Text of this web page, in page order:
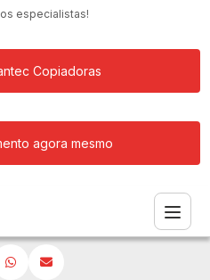
especialistas!
Copiadoras
agora mesmo